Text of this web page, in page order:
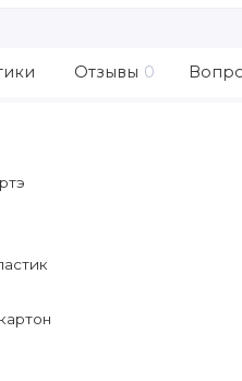
Отзывы 0